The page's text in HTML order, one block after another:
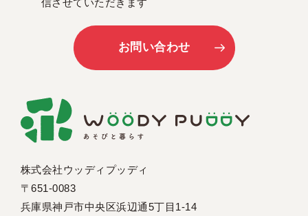
株式会社ウッディプッディ
〒651-0083
兵庫県神戸市中央区浜辺通5丁目1-14
信させていただきます
お問い合わせ